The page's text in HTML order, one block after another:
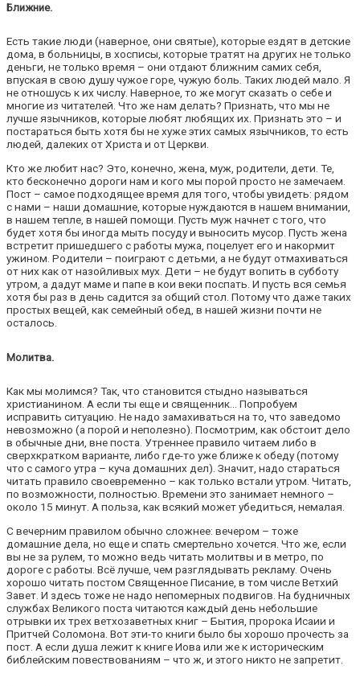
Ближние.
Есть такие люди (наверное, они святые), которые ездят в детские
дома, в больницы, в хосписы, которые тратят на других не только
деньги, не только время – они отдают ближним самих себя,
впуская в свою душу чужое горе, чужую боль. Таких людей мало. Я
не отношусь к их числу. Наверное, то же могут сказать о себе и
многие из читателей. Что же нам делать? Признать, что мы не
лучше язычников, которые любят любящих их. Признать это – и
постараться быть хотя бы не хуже этих самых язычников, то есть
людей, далеких от Христа и от Церкви.
Кто же любит нас? Это, конечно, жена, муж, родители, дети. Те,
кто бесконечно дороги нам и кого мы порой просто не замечаем.
Пост – самое подходящее время для того, чтобы увидеть: рядом
с нами – наши домашние, которые нуждаются в нашем внимании,
в нашем тепле, в нашей помощи. Пусть муж начнет с того, что
будет хотя бы иногда мыть посуду и выносить мусор. Пусть жена
встретит пришедшего с работы мужа, поцелует его и накормит
ужином. Родители – поиграют с детьми, а не будут отмахиваться
от них как от назойливых мух. Дети – не будут вопить в субботу
утром, а дадут маме и папе в кои веки поспать. И пусть вся семья
хотя бы раз в день садится за общий стол. Потому что даже таких
простых вещей, как семейный обед, в нашей жизни почти не
осталось.
Молитва.
Как мы молимся? Так, что становится стыдно называться
христианином. А если ты еще и священник… Попробуем
исправить ситуацию. Не надо замахиваться на то, что заведомо
невозможно (а порой и неполезно). Посмотрим, как обстоит дело
в обычные дни, вне поста. Утреннее правило читаем либо в
сверхкратком варианте, либо где-то уже ближе к обеду (потому
что с самого утра – куча домашних дел). Значит, надо стараться
читать правило своевременно – как только встали утром. Читать,
по возможности, полностью. Времени это занимает немного –
около 15 минут. А польза, как всякий может убедиться, немалая.
С вечерним правилом обычно сложнее: вечером – тоже
домашние дела, но еще и спать смертельно хочется. Что же, если
вы не за рулем, то можно ведь читать молитвы и в метро, по
дороге с работы. Всё лучше, чем разглядывать рекламу. Очень
хорошо читать постом Священное Писание, в том числе Ветхий
Завет. И здесь тоже не надо непомерных подвигов. На будничных
службах Великого поста читаются каждый день небольшие
отрывки их трех ветхозаветных книг – Бытия, пророка Исаии и
Притчей Соломона. Вот эти-то книги было бы хорошо прочесть за
пост. А если душа лежит к книге Иова или же к историческим
библейским повествованиям – что ж, и этого никто не запретит.